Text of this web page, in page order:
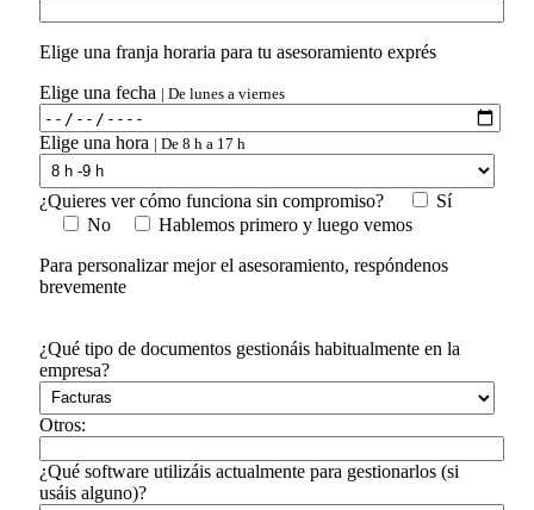
Elige una franja horaria para tu asesoramiento exprés
Elige una fecha | De lunes a viernes
Elige una hora | De 8 h a 17 h
¿Quieres ver cómo funciona sin compromiso?
Sí
No
Hablemos primero y luego vemos
Para personalizar mejor el asesoramiento, respóndenos
brevemente
¿Qué tipo de documentos gestionáis habitualmente en la
empresa?
Otros:
¿Qué software utilizáis actualmente para gestionarlos (si
usáis alguno)?